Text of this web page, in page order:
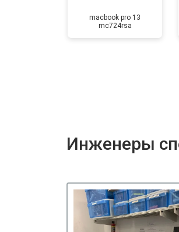
macbook pro 13
mc724rsa
Инженеры